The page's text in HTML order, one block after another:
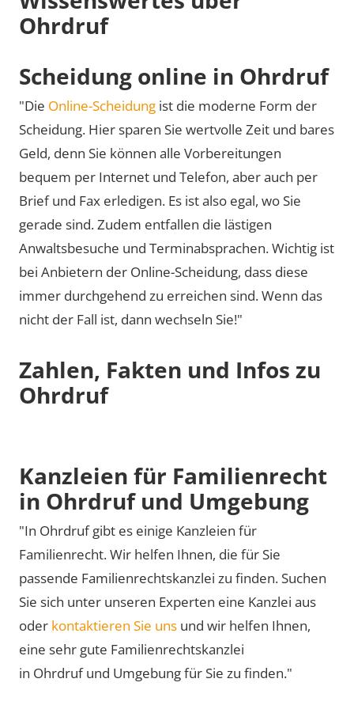
Ohrdruf
Scheidung online in Ohrdruf
"Die Online-Scheidung ist die moderne Form der
Scheidung. Hier sparen Sie wertvolle Zeit und bares
Geld, denn Sie können alle Vorbereitungen
bequem per Internet und Telefon, aber auch per
Brief und Fax erledigen. Es ist also egal, wo Sie
gerade sind. Zudem entfallen die lästigen
Anwaltsbesuche und Terminabsprachen. Wichtig ist
bei Anbietern der Online-Scheidung, dass diese
immer durchgehend zu erreichen sind. Wenn das
nicht der Fall ist, dann wechseln Sie!"
Zahlen, Fakten und Infos zu
Ohrdruf
Kanzleien für Familienrecht
in Ohrdruf und Umgebung
"In Ohrdruf gibt es einige Kanzleien für
Familienrecht. Wir helfen Ihnen, die für Sie
passende Familienrechtskanzlei zu finden. Suchen
Sie sich unter unseren Experten eine Kanzlei aus
oder kontaktieren Sie uns und wir helfen Ihnen,
eine sehr gute Familienrechtskanzlei
in Ohrdruf und Umgebung für Sie zu finden."